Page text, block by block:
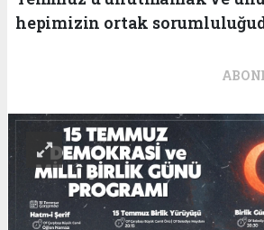
hepimizin ortak